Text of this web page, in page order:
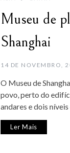
Museu de
Shanghai
14 DE NOVEMBRO,
O Museu de
povo, perto do
andares e dois
Ler Mais